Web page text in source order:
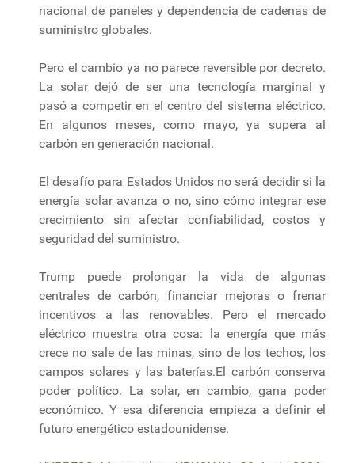
nacional de paneles y dependencia de cadenas de
suministro globales.
Pero el cambio ya no parece reversible por decreto.
La solar dejó de ser una tecnología marginal y
pasó a competir en el centro del sistema eléctrico.
En algunos meses, como mayo, ya supera al
carbón en generación nacional.
El desafío para Estados Unidos no será decidir si la
energía solar avanza o no, sino cómo integrar ese
crecimiento sin afectar confiabilidad, costos y
seguridad del suministro.
Trump puede prolongar la vida de algunas
centrales de carbón, financiar mejoras o frenar
incentivos a las renovables. Pero el mercado
eléctrico muestra otra cosa: la energía que más
crece no sale de las minas, sino de los techos, los
campos solares y las baterías.El carbón conserva
poder político. La solar, en cambio, gana poder
económico. Y esa diferencia empieza a definir el
futuro energético estadounidense.